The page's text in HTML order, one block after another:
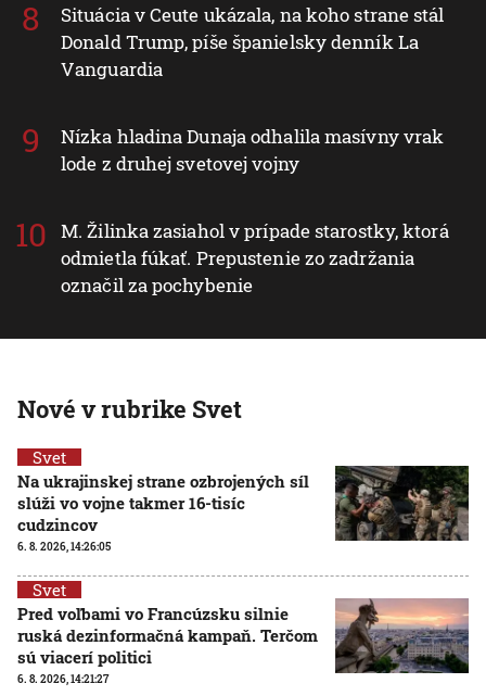
Situácia v Ceute ukázala, na koho strane stál
Donald Trump, píše španielsky denník La
Vanguardia
Nízka hladina Dunaja odhalila masívny vrak
lode z druhej svetovej vojny
M. Žilinka zasiahol v prípade starostky, ktorá
odmietla fúkať. Prepustenie zo zadržania
označil za pochybenie
Nové v rubrike Svet
Svet
Na ukrajinskej strane ozbrojených síl
slúži vo vojne takmer 16-tisíc
cudzincov
6. 8. 2026, 14:26:05
Svet
Pred voľbami vo Francúzsku silnie
ruská dezinformačná kampaň. Terčom
sú viacerí politici
6. 8. 2026, 14:21:27